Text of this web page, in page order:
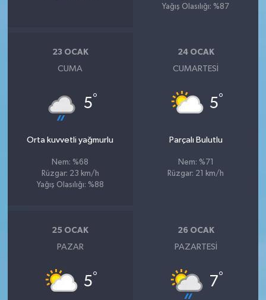
Yağış Olasılığı: %87
23 OCAK
CUMA
5°
Orta kuvvetli yağmurlu
Nem: %68
Rüzgar: 23 km/h
Yağış Olasılığı: %88
24 OCAK
CUMARTESI
5°
Parçalı Bulutlu
Nem: %71
Rüzgar: 21 km/h
25 OCAK
PAZAR
5°
26 OCAK
PAZARTESI
7°